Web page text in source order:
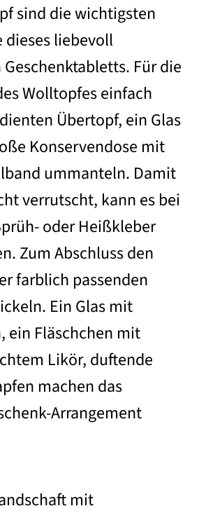
sind die wichtigsten
dieses liebevoll
Für die
Wolltopfes einfach
Übertopf, ein Glas
Konservendose mit
ummanteln. Damit
verrutscht, kann es bei
oder Heißkleber
Zum Abschluss den
farblich passenden
Ein Glas mit
ein Fläschchen mit
Likör, duftende
machen das
Arrangement
mit